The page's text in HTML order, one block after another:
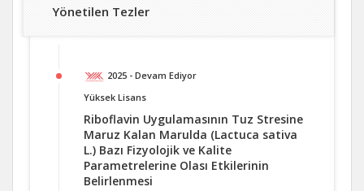
Yönetilen Tezler
2025 - Devam Ediyor
Yüksek Lisans
Riboflavin Uygulamasının Tuz Stresine
Maruz Kalan Marulda (Lactuca sativa
L.) Bazı Fizyolojik ve Kalite
Parametrelerine Olası Etkilerinin
Belirlenmesi